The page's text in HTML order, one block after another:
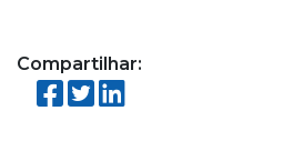
Compartilhar: